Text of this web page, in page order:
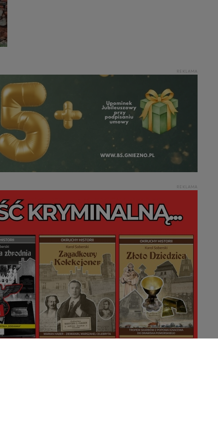
REKLAMA
REKLAMA
na os.
zabronić ich
wakacje...